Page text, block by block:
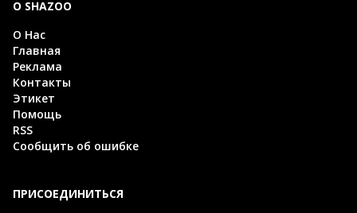
О SHAZOO
О Нас
Главная
Реклама
Контакты
Этикет
Помощь
RSS
Сообщить об ошибке
ПРИСОЕДИНИТЬСЯ